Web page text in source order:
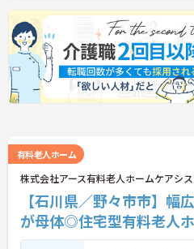
有料老人ホーム
株式会社アース有料老人ホームケアシ
【石川県／野々市市】幅
が母体◎住宅型有料老人